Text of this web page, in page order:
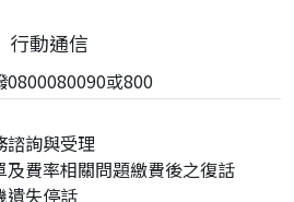
行動通信
0800080090或800
諮詢與受理
及費率相關問題繳費後之復話
遺失停話